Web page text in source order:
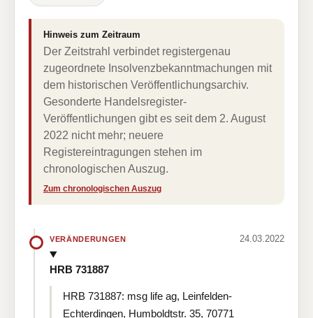
Hinweis zum Zeitraum
Der Zeitstrahl verbindet registergenau
zugeordnete Insolvenzbekanntmachungen mit
dem historischen Veröffentlichungsarchiv.
Gesonderte Handelsregister-
Veröffentlichungen gibt es seit dem 2. August
2022 nicht mehr; neuere
Registereintragungen stehen im
chronologischen Auszug.
Zum chronologischen Auszug
VERÄNDERUNGEN 24.03.2022
HRB 731887
HRB 731887: msg life ag, Leinfelden-
Echterdingen, Humboldtstr. 35, 70771